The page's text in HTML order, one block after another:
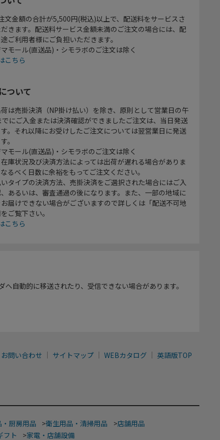
文金額の合計が5,500円(税込)以上で、配送料をサービスさ
きます。配送料サービス金額未満のご注文の場合には、配
ご利用者様にご負担いただきます。
モール(直送品)・シモラボのご注文は除く
こちら
ついて
は売掛決済（NP掛け払い）を除き、原則として営業日の午
にご入金または決済確認ができましたご注文は、当日発送
。それ以降にお受けしたご注文については翌営業日に発送
。
モール(直送品)・シモラボのご注文は除く
庫状況及び決済方法によっては出荷が遅れる場合がありま
るべく日数に余裕をもってご注文ください。
タイプの決済方法、売掛決済をご選択された場合にはご入
あるいは、審査通過の後になります。また、一部の地域に
届けできない場合がございますので詳しくは「配送不可地
ご覧下さい。
こちら
自動的に移送されたり、受信できない場合があります。
お問い合わせ サイトマップ WEBカタログ 英語版TOP
厨房用品 >衛生用品・清掃用品 >店舗用品
フト
>家電・店舗設備